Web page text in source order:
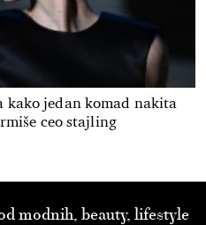
kako jedan komad nakita
ceo stajling
modnih, beauty, lifestyle